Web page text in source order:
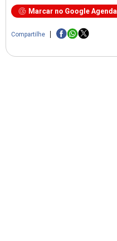
Marcar no Google Agenda
Compartilhe